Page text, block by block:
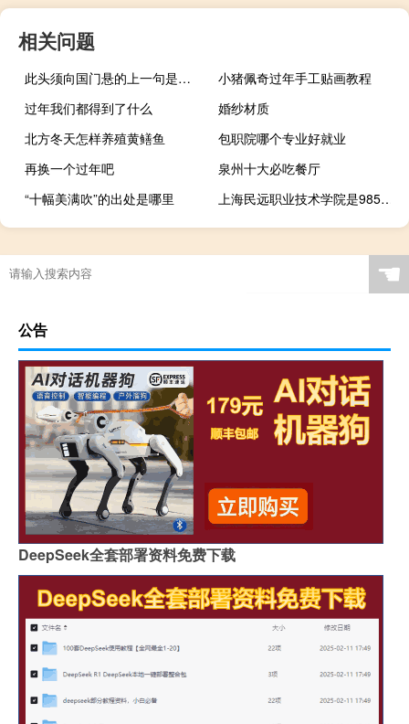
相关问题
此头须向国门悬的上一句是什么
小猪佩奇过年手工贴画教程
过年我们都得到了什么
婚纱材质
北方冬天怎样养殖黄鳝鱼
包职院哪个专业好就业
再换一个过年吧
泉州十大必吃餐厅
“十幅美满吹”的出处是哪里
上海民远职业技术学院是985大学吗
☚
公告
DeepSeek全套部署资料免费下载